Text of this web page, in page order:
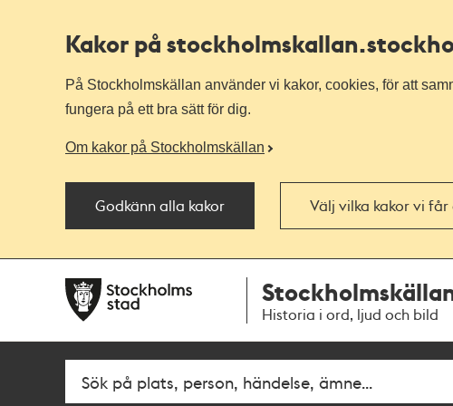
Kakor på stockholmskallan
På Stockholmskällan använder vi kakor, cookies, för att
fungera på ett bra sätt för dig.
Om kakor på Stockholmskällan
Godkänn alla kakor Välj vilka kakor vi får
navigationen
huvudinnehållet
Historia i ord, ljud och bild
Fritextsök